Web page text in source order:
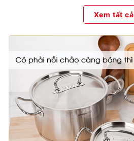
Xem tất cả